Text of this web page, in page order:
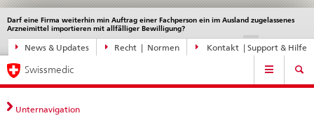
Direktnavigation
News,
Rechtsgrundlagen,
Kontakt
News & Updates Recht | Normen Kontakt | Support & Hilfe
Darf eine Firma weiterhin min Auftrag einer Fachperson ein im Ausland zugelassenes
Arzneimittel importieren mit allfälliger Bewilligung?
Sprachwahl
DE disabled
IT EN
Service
navigation
Hauptnavigation
Swissmedic
Unternavigation